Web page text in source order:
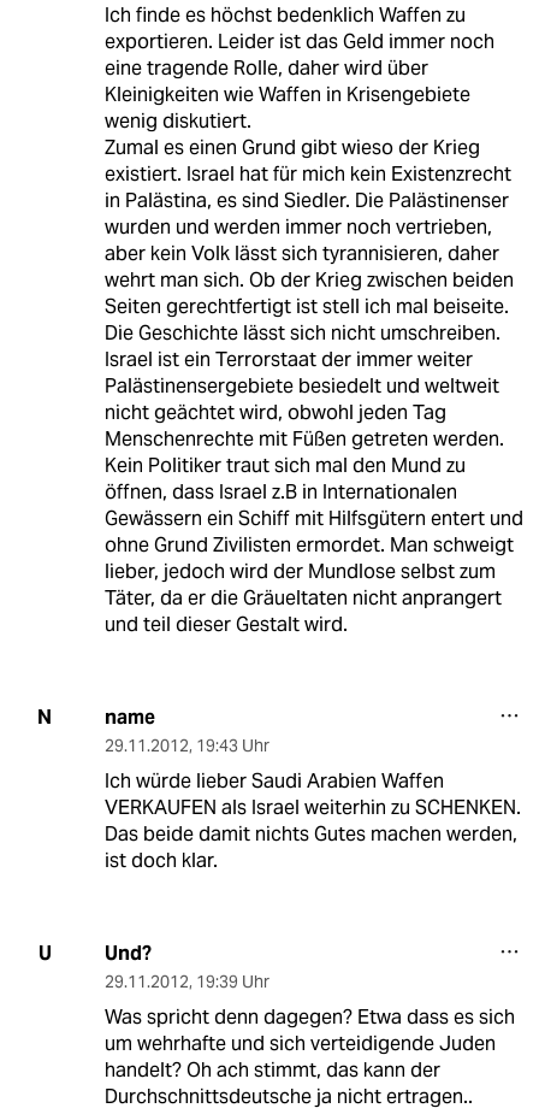
Ich finde es höchst bedenklich Waffen zu
exportieren. Leider ist das Geld immer noch
eine tragende Rolle, daher wird über
Kleinigkeiten wie Waffen in Krisengebiete
wenig diskutiert.
Zumal es einen Grund gibt wieso der Krieg
existiert. Israel hat für mich kein Existenzrecht
in Palästina, es sind Siedler. Die Palästinenser
wurden und werden immer noch vertrieben,
aber kein Volk lässt sich tyrannisieren, daher
wehrt man sich. Ob der Krieg zwischen beiden
Seiten gerechtfertigt ist stell ich mal beiseite.
Die Geschichte lässt sich nicht umschreiben.
Israel ist ein Terrorstaat der immer weiter
Palästinensergebiete besiedelt und weltweit
nicht geächtet wird, obwohl jeden Tag
Menschenrechte mit Füßen getreten werden.
Kein Politiker traut sich mal den Mund zu
öffnen, dass Israel z.B in Internationalen
Gewässern ein Schiff mit Hilfsgütern entert und
ohne Grund Zivilisten ermordet. Man schweigt
lieber, jedoch wird der Mundlose selbst zum
Täter, da er die Gräueltaten nicht anprangert
und teil dieser Gestalt wird.
N name
29.11.2012, 19:43 Uhr
Ich würde lieber Saudi Arabien Waffen
VERKAUFEN als Israel weiterhin zu SCHENKEN.
Das beide damit nichts Gutes machen werden,
ist doch klar.
U Und?
29.11.2012, 19:39 Uhr
Was spricht denn dagegen? Etwa dass es sich
um wehrhafte und sich verteidigende Juden
handelt? Oh ach stimmt, das kann der
Durchschnittsdeutsche ja nicht ertragen..